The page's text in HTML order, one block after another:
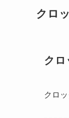
クロ
クロ
クロ